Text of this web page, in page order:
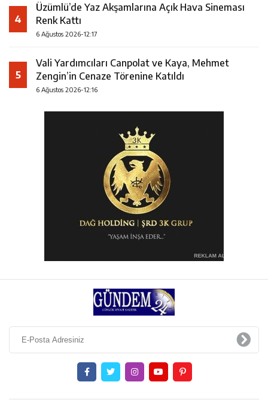
4
Üzümlü’de Yaz Akşamlarına Açık Hava Sineması
Renk Kattı
6 Ağustos 2026-12:17
5
Vali Yardımcıları Canpolat ve Kaya, Mehmet
Zengin’in Cenaze Törenine Katıldı
6 Ağustos 2026-12:16